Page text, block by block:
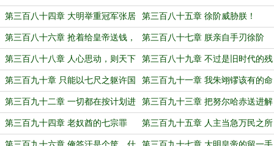
留步 伤天下
第三百八十四章 大明举重冠军张居
正
第三百八十五章 徐阶威胁朕！
第三百八十六章 抢着给皇帝送钱，
算怎么回事儿？
第三百八十七章 朕亲自手刃徐阶
第三百八十八章 人心思动，则天下
倾危
第三百八十九章 不过是旧时代的残
党罢了
第三百九十章 只能以七尺之躯许国 第三百九十一章 我朱翊镠该有的命
运，就是享乐！
第三百九十二章 一切都在按计划进
行
第三百九十三章 把努尔哈赤送进解
刳院去
第三百九十四章 老奴酋的七宗罪 第三百九十五章 人主当急万民之所
急